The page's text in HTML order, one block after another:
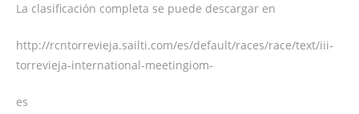
La clasificación completa se puede descargar en
http://rcntorrevieja.sailti.com/es/default/races/race/text/iii‐
torrevieja‐international‐meetingiom‐
es